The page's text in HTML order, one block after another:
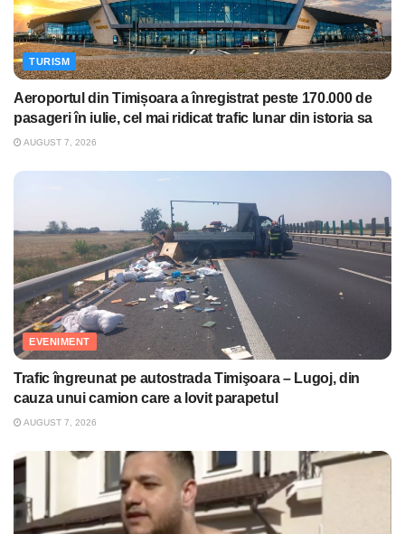
TURISM
Aeroportul din Timișoara a înregistrat peste 170.000 de
pasageri în iulie, cel mai ridicat trafic lunar din istoria sa
AUGUST 7, 2026
EVENIMENT
Trafic îngreunat pe autostrada Timişoara – Lugoj, din
cauza unui camion care a lovit parapetul
AUGUST 7, 2026